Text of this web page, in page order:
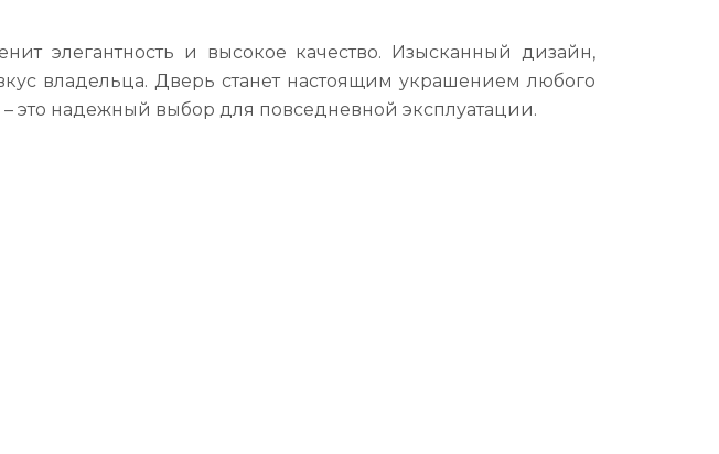
элегантность и высокое качество. Изысканный дизайн,
владельца. Дверь станет настоящим украшением любого
это надежный выбор для повседневной эксплуатации.